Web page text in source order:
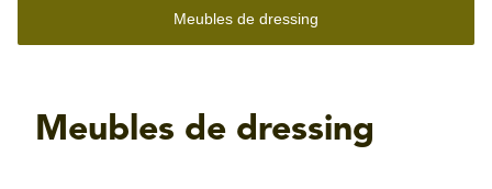
Meubles de dressing
Meubles de dressing